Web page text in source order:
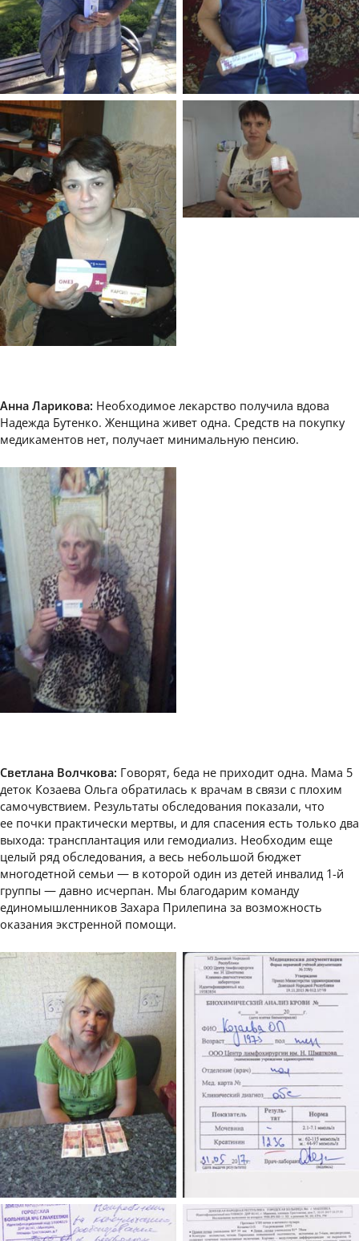
Анна Ларикова: Необходимое лекарство получила вдова
Надежда Бутенко. Женщина живет одна. Средств на покупку
медикаментов нет, получает минимальную пенсию.
Светлана Волчкова: Говорят, беда не приходит одна. Мама 5
деток Козаева Ольга обратилась к врачам в связи с плохим
самочувствием. Результаты обследования показали, что
ее почки практически мертвы, и для спасения есть только два
выхода: трансплантация или гемодиализ. Необходим еще
целый ряд обследования, а весь небольшой бюджет
многодетной семьи — в которой один из детей инвалид 1-й
группы — давно исчерпан. Мы благодарим команду
единомышленников Захара Прилепина за возможность
оказания экстренной помощи.